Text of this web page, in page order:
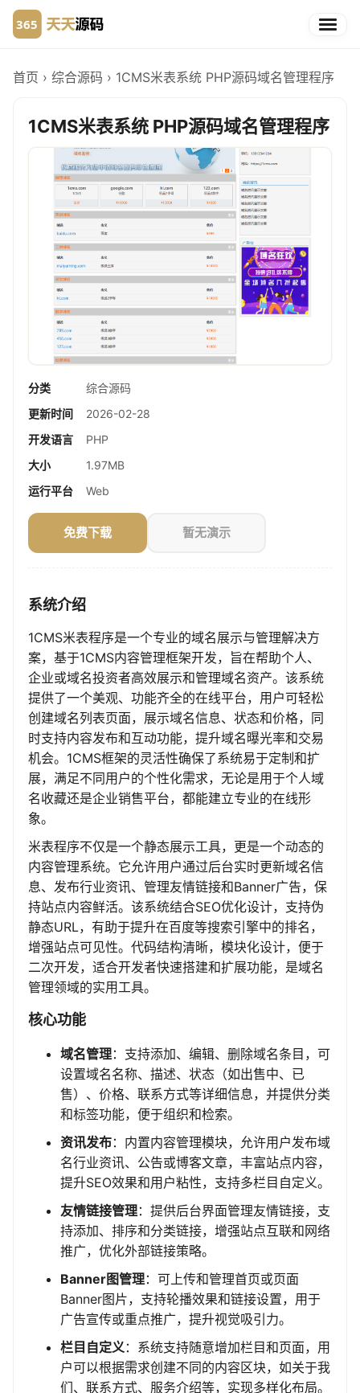
首页 › 综合源码 › 1CMS米表系统 PHP源码域名管理程序
1CMS米表系统 PHP源码域名管理程序
分类
综合源码
更新时间
2026-02-28
开发语言
PHP
大小
1.97MB
运行平台
Web
免费下载 暂无演示
系统介绍
1CMS米表程序是一个专业的域名展示与管理解决方
案，基于1CMS内容管理框架开发，旨在帮助个人、
企业或域名投资者高效展示和管理域名资产。该系统
提供了一个美观、功能齐全的在线平台，用户可轻松
创建域名列表页面，展示域名信息、状态和价格，同
时支持内容发布和互动功能，提升域名曝光率和交易
机会。1CMS框架的灵活性确保了系统易于定制和扩
展，满足不同用户的个性化需求，无论是用于个人域
名收藏还是企业销售平台，都能建立专业的在线形
象。
米表程序不仅是一个静态展示工具，更是一个动态的
内容管理系统。它允许用户通过后台实时更新域名信
息、发布行业资讯、管理友情链接和Banner广告，保
持站点内容鲜活。该系统结合SEO优化设计，支持伪
静态URL，有助于提升在百度等搜索引擎中的排名，
增强站点可见性。代码结构清晰，模块化设计，便于
二次开发，适合开发者快速搭建和扩展功能，是域名
管理领域的实用工具。
核心功能
域名管理：支持添加、编辑、删除域名条目，可
设置域名名称、描述、状态（如出售中、已
售）、价格、联系方式等详细信息，并提供分类
和标签功能，便于组织和检索。
资讯发布：内置内容管理模块，允许用户发布域
名行业资讯、公告或博客文章，丰富站点内容，
提升SEO效果和用户粘性，支持多栏目自定义。
友情链接管理：提供后台界面管理友情链接，支
持添加、排序和分类链接，增强站点互联和网络
推广，优化外部链接策略。
Banner图管理：可上传和管理首页或页面
Banner图片，支持轮播效果和链接设置，用于
广告宣传或重点推广，提升视觉吸引力。
栏目自定义：系统支持随意增加栏目和页面，用
户可以根据需求创建不同的内容区块，如关于我
们、联系方式、服务介绍等，实现多样化布局。